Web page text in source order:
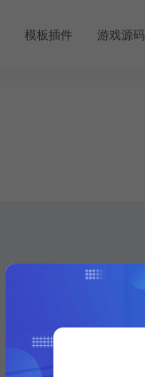
模板插件 游戏源码